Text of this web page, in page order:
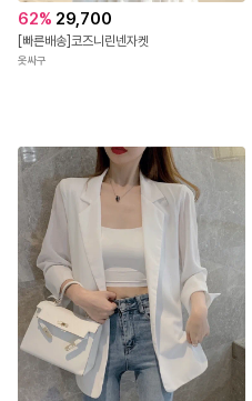
62% 29,700
[빠른배송]코즈니린넨자켓
옷싸구